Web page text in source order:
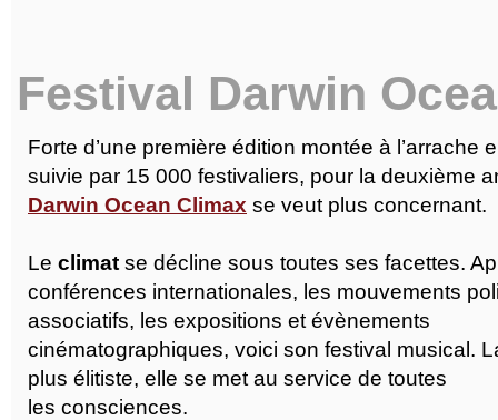
Festival Darwin
Forte d’une première édition montée à l’arrache
suivie par 15 000 festivaliers, pour la deuxième
Darwin Ocean Climax se veut plus concernant.
Le climat se décline sous toutes ses facettes.
conférences internationales, les mouvements
associatifs, les expositions et évènements
cinématographiques, voici son festival musical.
plus élitiste, elle se met au service de toutes
les consciences.